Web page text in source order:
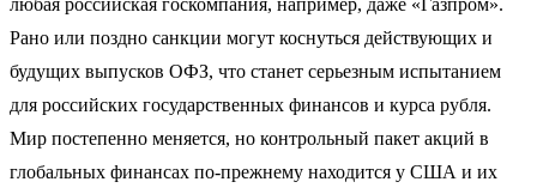
любая российская госкомпания, например, даже «Газпром».
Рано или поздно санкции могут коснуться действующих и
будущих выпусков ОФЗ, что станет серьезным испытанием
для российских государственных финансов и курса рубля.
Мир постепенно меняется, но контрольный пакет акций в
глобальных финансах по-прежнему находится у США и их